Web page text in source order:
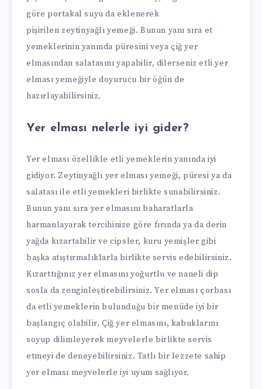
göre portakal suyu da eklenerek
pişirilen zeytinyağlı yemeği. Bunun yanı sıra et
yemeklerinin yanında püresini veya çiğ yer
elmasından salatasını yapabilir, dilerseniz etli yer
elması yemeğiyle doyurucu bir öğün de
hazırlayabilirsiniz.
Yer elması nelerle iyi gider?
Yer elması özellikle etli yemeklerin yanında iyi
gidiyor. Zeytinyağlı yer elması yemeği, püresi ya da
salatası ile etli yemekleri birlikte sunabilirsiniz.
Bunun yanı sıra yer elmasını baharatlarla
harmanlayarak tercihinize göre fırında ya da derin
yağda kızartabilir ve cipsler, kuru yemişler gibi
başka atıştırmalıklarla birlikte servis edebilirsiniz.
Kızarttığınız yer elmasını yoğurtlu ve naneli dip
sosla da zenginleştirebilirsiniz. Yer elması çorbası
da etli yemeklerin bulunduğu bir menüde iyi bir
başlangıç olabilir. Çiğ yer elmasını, kabuklarını
soyup dilimleyerek meyvelerle birlikte servis
etmeyi de deneyebilirsiniz. Tatlı bir lezzete sahip
yer elması meyvelerle iyi uyum sağlıyor.